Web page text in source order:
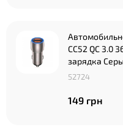
CC52 QC 3.0
зарядка
52724
149 грн